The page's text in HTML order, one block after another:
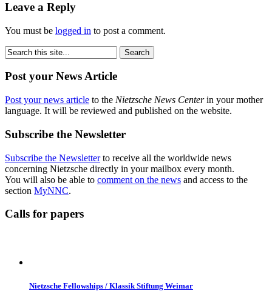
Leave a Reply
You must be logged in to post a comment.
Post your News Article
Post your news article to the Nietzsche News Centerin your mother
language. It will be reviewed and published on the website.
Subscribe the Newsletter
Subscribe the Newsletterto receive all the worldwide news
concerning Nietzsche directly in your mailbox every month.
You will also be able to comment on the news and access to the
section MyNNC.
Calls for papers
Nietzsche Fellowships / Klassik Stiftung Weimar